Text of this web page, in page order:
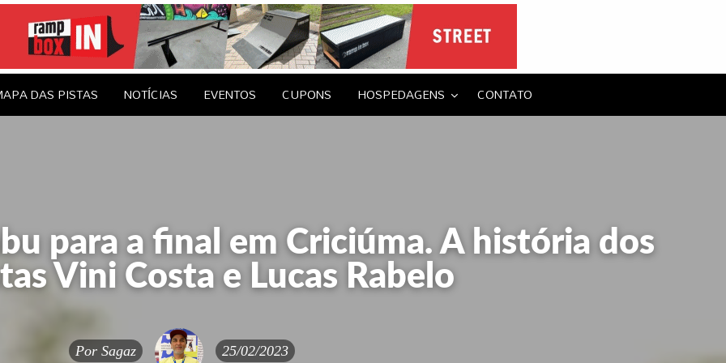
CONTATO
Brasil
DAS PISTAS NOTÍCIAS EVENTOS CUPONS HOSPEDAGENS CONTATO
para a final em Criciúma. A história dos
Vini Costa e Lucas Rabelo
Por Sagaz 25/02/2023